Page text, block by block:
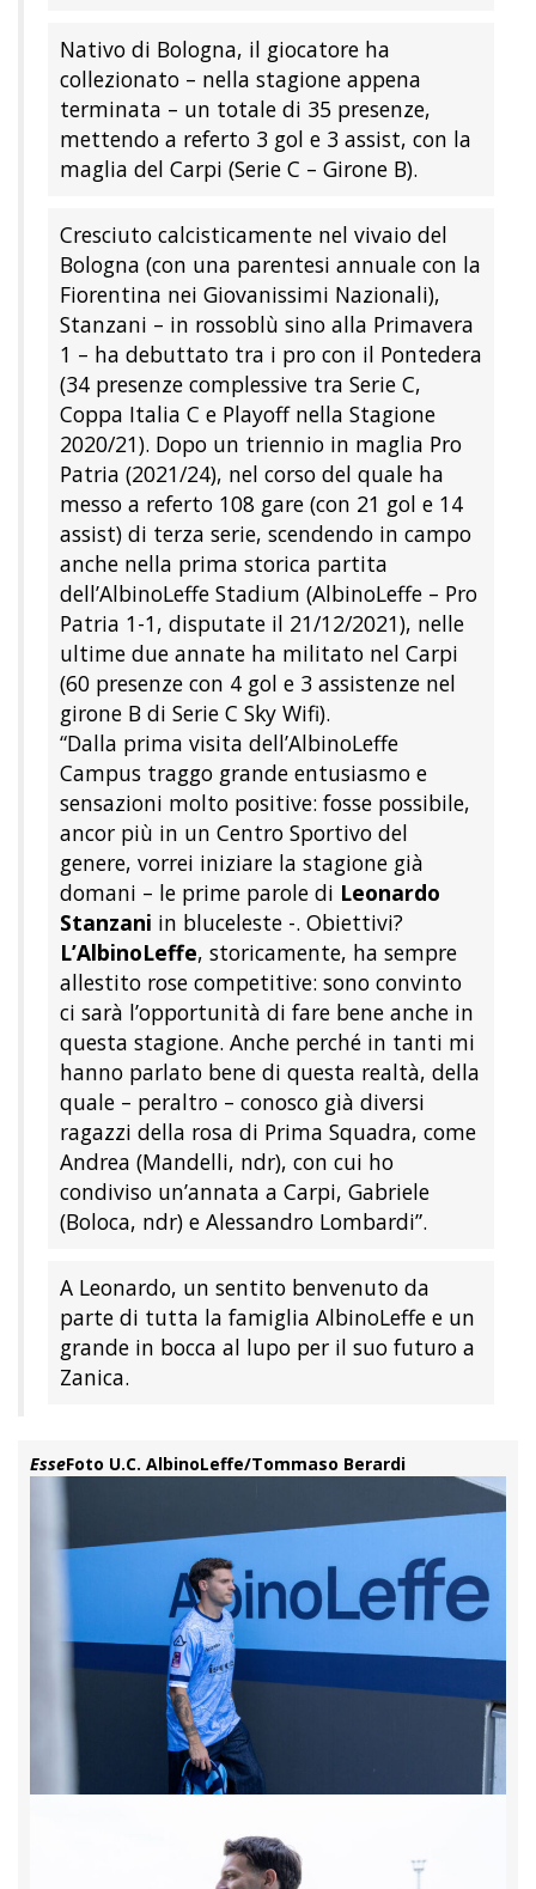
Nativo di Bologna, il giocatore ha
collezionato – nella stagione appena
terminata – un totale di 35 presenze,
mettendo a referto 3 gol e 3 assist, con la
maglia del Carpi (Serie C – Girone B).
Cresciuto calcisticamente nel vivaio del
Bologna (con una parentesi annuale con la
Fiorentina nei Giovanissimi Nazionali),
Stanzani – in rossoblù sino alla Primavera
1 – ha debuttato tra i pro con il Pontedera
(34 presenze complessive tra Serie C,
Coppa Italia C e Playoff nella Stagione
2020/21). Dopo un triennio in maglia Pro
Patria (2021/24), nel corso del quale ha
messo a referto 108 gare (con 21 gol e 14
assist) di terza serie, scendendo in campo
anche nella prima storica partita
dell’AlbinoLeffe Stadium (AlbinoLeffe – Pro
Patria 1-1, disputate il 21/12/2021), nelle
ultime due annate ha militato nel Carpi
(60 presenze con 4 gol e 3 assistenze nel
girone B di Serie C Sky Wifi).
“Dalla prima visita dell’AlbinoLeffe
Campus traggo grande entusiasmo e
sensazioni molto positive: fosse possibile,
ancor più in un Centro Sportivo del
genere, vorrei iniziare la stagione già
domani – le prime parole di Leonardo
Stanzani in bluceleste -. Obiettivi?
L’AlbinoLeffe, storicamente, ha sempre
allestito rose competitive: sono convinto
ci sarà l’opportunità di fare bene anche in
questa stagione. Anche perché in tanti mi
hanno parlato bene di questa realtà, della
quale – peraltro – conosco già diversi
ragazzi della rosa di Prima Squadra, come
Andrea (Mandelli, ndr), con cui ho
condiviso un’annata a Carpi, Gabriele
(Boloca, ndr) e Alessandro Lombardi”.
A Leonardo, un sentito benvenuto da
parte di tutta la famiglia AlbinoLeffe e un
grande in bocca al lupo per il suo futuro a
Zanica.
EsseFoto U.C. AlbinoLeffe/Tommaso Berardi